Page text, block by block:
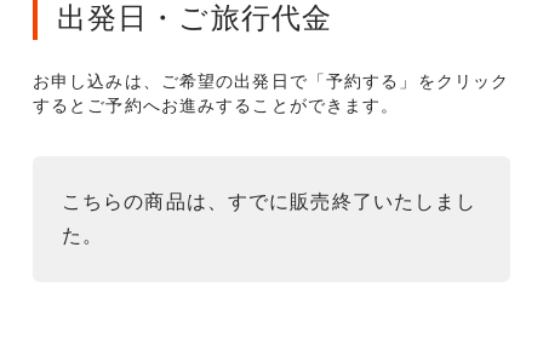
出発日・ご旅行代金
お申し込みは、ご希望の出発日で「予約する」をクリック
するとご予約へお進みすることができます。
こちらの商品は、すでに販売終了いたしまし
た。